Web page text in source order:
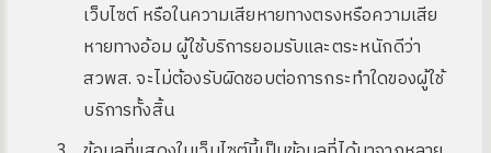
เว็บไซต์ หรือในความเสียหายทางตรงหรือความเสีย
หายทางอ้อม ผู้ใช้บริการยอมรับและตระหนักดีว่า
สวพส. จะไม่ต้องรับผิดชอบต่อการกระทำใดของผู้ใช้
บริการทั้งสิ้น